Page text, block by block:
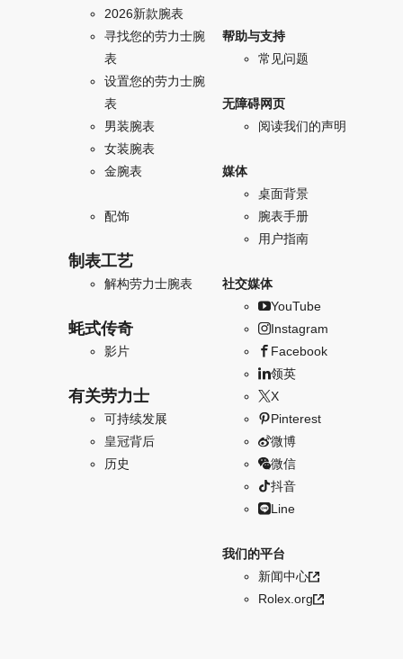
2026新款腕表
寻找您的劳力士腕
表
设置您的劳力士腕
表
男装腕表
女装腕表
金腕表
配饰
制表工艺
解构劳力士腕表
蚝式传奇
影片
有关劳力士
可持续发展
皇冠背后
历史
帮助与支持
常见问题
无障碍网页
阅读我们的声明
媒体
桌面背景
腕表手册
用户指南
社交媒体
YouTube
Instagram
Facebook
领英
X
Pinterest
微博
微信
抖音
Line
我们的平台
新闻中心
Rolex.org